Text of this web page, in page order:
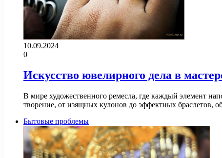
10.09.2024
0
Искусство ювелирного дела в
В мире художественного ремесла, где каждый элемент
творение, от изящных кулонов до эффектных браслетов,
Бытовые проблемы